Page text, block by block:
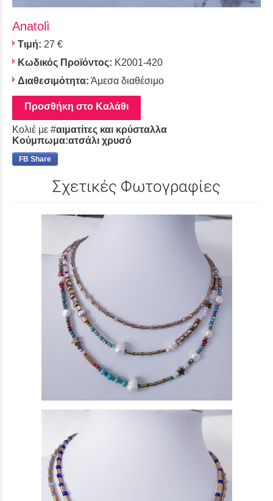
Αnatolì
Τιμή: 27 €
Κωδικός Προϊόντος: K2001-420
Διαθεσιμότητα: Άμεσα διαθέσιμο
Προσθήκη στο Καλάθι
Κολιέ με #αιματίτες και κρύσταλλα
Κούμπωμα:ατσάλι χρυσό
FB Share
Σχετικές Φωτογραφίες